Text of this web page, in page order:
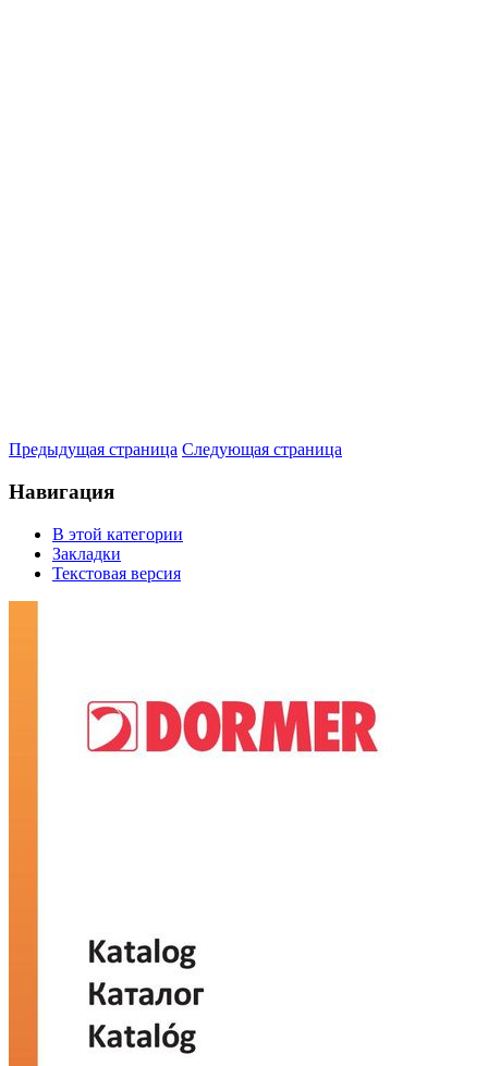
Предыдущая страница Следующая страница
Навигация
В этой категории
Закладки
Текстовая версия